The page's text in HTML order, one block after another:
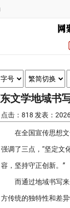
文学地域书
点击：818 发表：
在全国宣传思想文
强调了三点，“坚定文
容，坚持守正创新。”
而通过地域书写来
方传统的独特性和差